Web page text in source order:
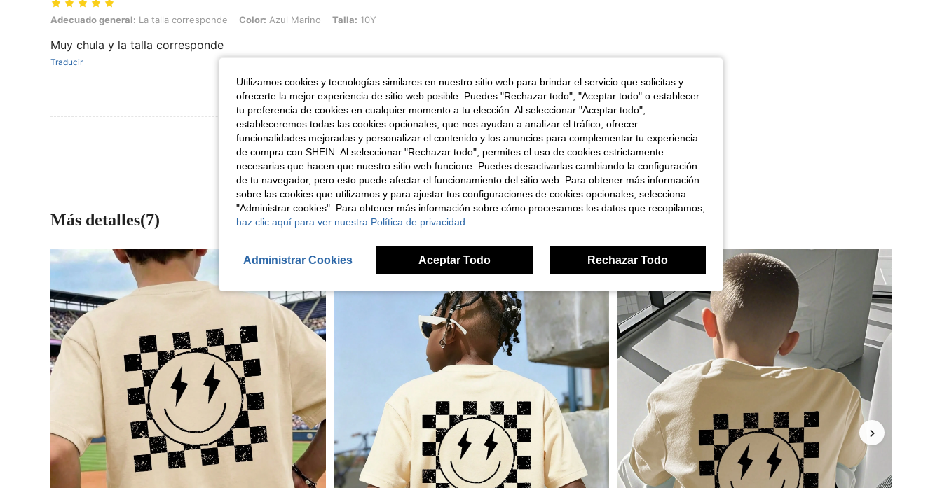
Adecuado general: La talla corresponde, Color: Azul Marino, Talla: 10Y
Adecuado general: La talla corresponde Color: Azul Marino Talla: 10Y
Muy chula y la talla corresponde
Traducir
Útil (0)
Ver Más Reseñas
Más detalles(7)
Utilizamos cookies y tecnologías similares en nuestro sitio web para brindar el servicio que solicitas y
ofrecerte la mejor experiencia de sitio web posible. Puedes "Rechazar todo", "Aceptar todo" o establecer
tu preferencia de cookies en cualquier momento a tu elección. Al seleccionar "Aceptar todo",
estableceremos todas las cookies opcionales, que nos ayudan a analizar el tráfico, ofrecer
funcionalidades mejoradas y personalizar el contenido y los anuncios para complementar tu experiencia
de compra con SHEIN. Al seleccionar "Rechazar todo", permites el uso de cookies estrictamente
necesarias que hacen que nuestro sitio web funcione. Puedes desactivarlas cambiando la configuración
de tu navegador, pero esto puede afectar el funcionamiento del sitio web. Para obtener más información
sobre las cookies que utilizamos y para ajustar tus configuraciones de cookies opcionales, selecciona
"Administrar cookies". Para obtener más información sobre cómo procesamos los datos que recopilamos,
haz clic aquí para ver nuestra Política de privacidad.
Administrar Cookies Aceptar Todo Rechazar Todo